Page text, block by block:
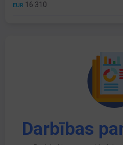
EUR 16 310
Darbības